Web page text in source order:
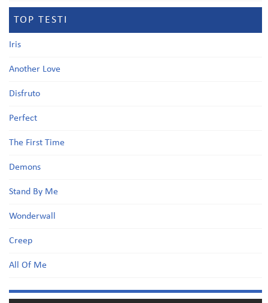
TOP TESTI
Iris
Another Love
Disfruto
Perfect
The First Time
Demons
Stand By Me
Wonderwall
Creep
All Of Me